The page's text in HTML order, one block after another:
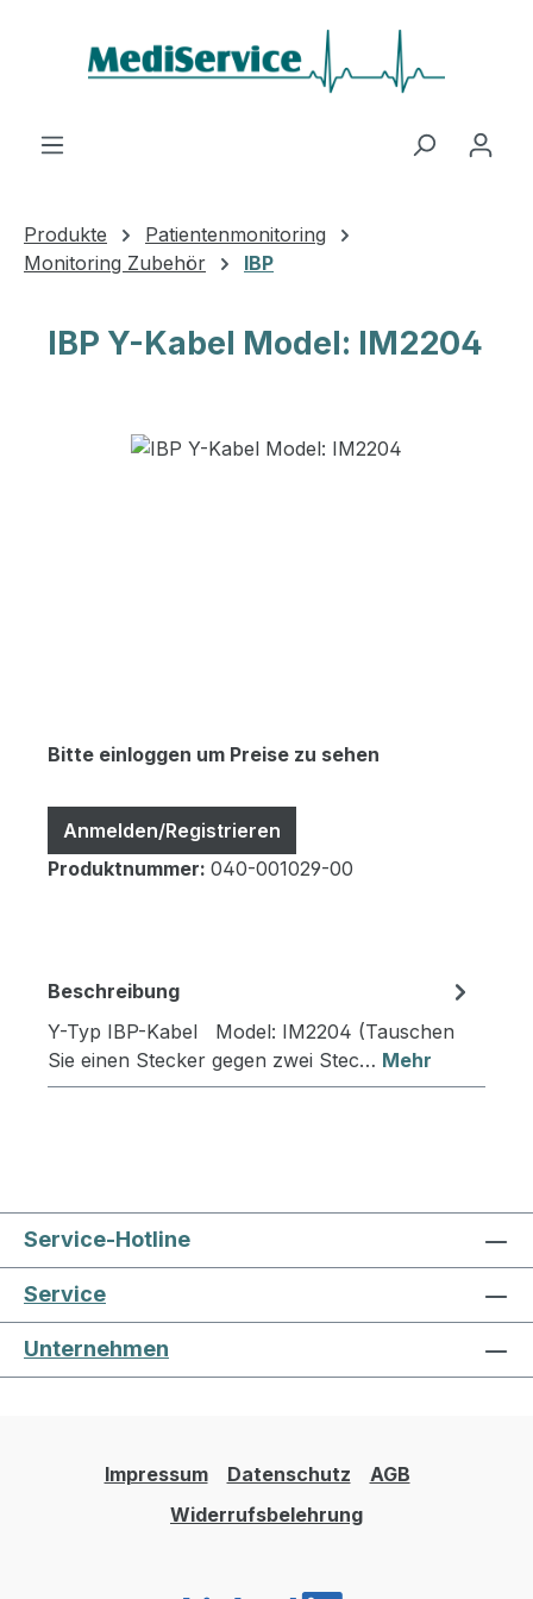
Produkte
Patientenmonitoring
Monitoring Zubehör
IBP
IBP Y-Kabel Model: IM2204
Bildergalerie überspringen
Bitte einloggen um Preise zu sehen
Anmelden/Registrieren
Produktnummer: 040-001029-00
Beschreibung
Y-Typ IBP-Kabel Model: IM2204 (Tauschen
Sie einen Stecker gegen zwei Stec… Mehr
Service-Hotline
Service
Unternehmen
Impressum Datenschutz
AGB
Widerrufsbelehrung